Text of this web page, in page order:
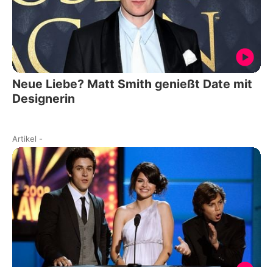
Neue Liebe? Matt Smith genießt Date mit
Designerin
Artikel -